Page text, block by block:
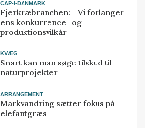
CAP-I-DANMARK
Fjerkræbranchen: - Vi forlanger
ens konkurrence- og
produktionsvilkår
KVÆG
Snart kan man søge tilskud til
naturprojekter
ARRANGEMENT
Markvandring sætter fokus på
elefantgræs